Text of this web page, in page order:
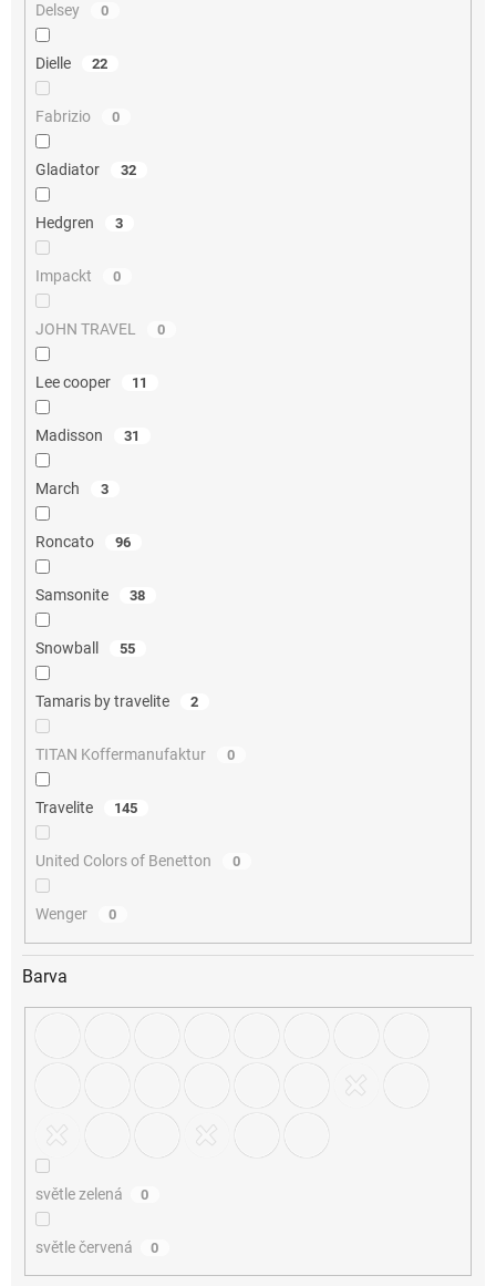
Delsey 0
Dielle 22
Fabrizio 0
Gladiator 32
Hedgren 3
Impackt 0
JOHN TRAVEL 0
Lee cooper 11
Madisson 31
March 3
Roncato 96
Samsonite 38
Snowball 55
Tamaris by travelite 2
TITAN Koffermanufaktur 0
Travelite 145
United Colors of Benetton 0
Wenger 0
Barva
světle zelená 0
světle červená 0